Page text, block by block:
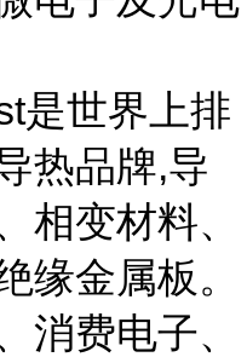
是世界上排
热品牌,导
相变材料、
缘金属板。
消费电子、